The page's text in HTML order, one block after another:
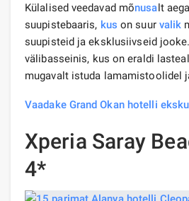
Külalised veedavad mõnusalt
suupistebaaris, kus on suur valik
suupisteid ja eksklusiivseid
välibasseinis, kus on eraldi
mugavalt istuda lamamistoolidel
Vaadake Grand Okan hotelli
Xperia Saray
4*